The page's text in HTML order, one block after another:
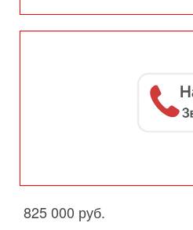
825 000 руб.